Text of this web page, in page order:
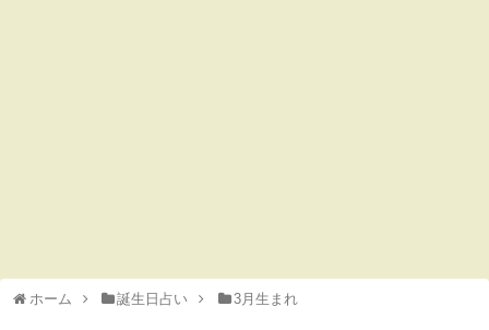
ホーム 誕生日占い 3月生まれ